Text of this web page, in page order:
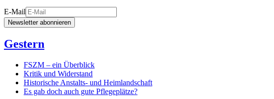
E-Mail
Newsletter abonnieren
Gestern
FSZM – ein Überblick
Kritik und Widerstand
Historische Anstalts- und Heimlandschaft
Es gab doch auch gute Pflegeplätze?